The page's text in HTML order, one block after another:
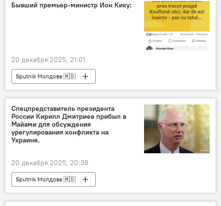
Бывший премьер-министр Ион Кику:
20 декабря 2025, 21:01
Sputnik Молдова 🇲🇩
Спецпредставитель президента
России Кирилл Дмитриев прибыл в
Майами для обсуждения
урегулирования конфликта на
Украине.
20 декабря 2025, 20:38
Sputnik Молдова 🇲🇩